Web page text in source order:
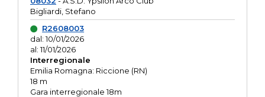
Bigliardi, Stefano
R2608003
dal: 10/01/2026
al: 11/01/2026
Interregionale
Emilia Romagna: Riccione (RN)
18 m
Gara interregionale 18m